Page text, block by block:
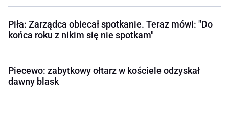
Piła: Zarządca obiecał spotkanie. Teraz mówi: "Do
końca roku z nikim się nie spotkam"
Piecewo: zabytkowy ołtarz w kościele odzyskał
dawny blask